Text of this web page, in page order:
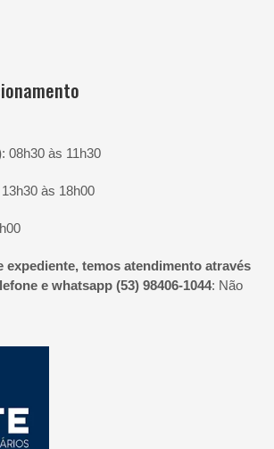
: 08h30 às 11h30
13h30 às 18h00
expediente, temos atendimento através
e whatsapp (53) 98406-1044: Não